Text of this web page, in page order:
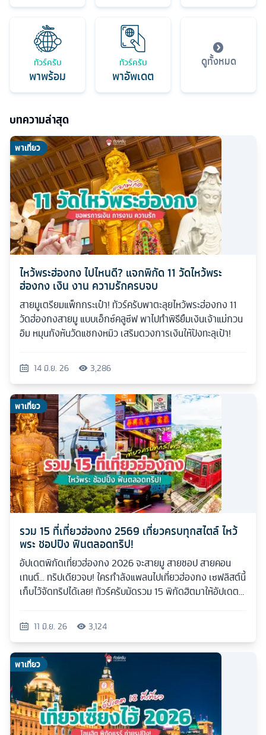
ทัวร์ครับ
พาพร้อม
ทัวร์ครับ
พาอัพเดต
ดูทั้งหมด
บทความล่าสุด
พาเที่ยว
ไหว้พระฮ่องกง ไปไหนดี? แจกพิกัด 11 วัดไหว้พระ
ฮ่องกง เงิน งาน ความรักครบจบ
สายมูเตรียมแพ็กกระเป๋า! ทัวร์ครับพาตะลุยไหว้พระฮ่องกง 11
วัดฮ่องกงสายมู แบบเอ็กซ์คลูซีฟ พาไปทำพิธียืมเงินเจ้าแม่กวน
อิม หมุนกังหันวัดแชกงหมิว เสริมดวงการเงินให้ปังทะลุเป้า!
14 มิ.ย. 26 3,286
พาเที่ยว
รวม 15 ที่เที่ยวฮ่องกง 2569 เที่ยวครบทุกสไตล์ ไหว้
พระ ชอปปิง ฟินตลอดทริป!
อัปเดตพิกัดเที่ยวฮ่องกง 2026 จะสายมู สายชอป สายคอน
เทนต์... ทริปเดียวจบ! ใครกำลังแพลนไปเที่ยวฮ่องกง เซฟลิสต์นี้
เก็บไว้จัดทริปได้เลย! ทัวร์ครับมัดรวม 15 พิกัดฮิตมาให้อัปเดต
11 มิ.ย. 26 3,124
พาเที่ยว